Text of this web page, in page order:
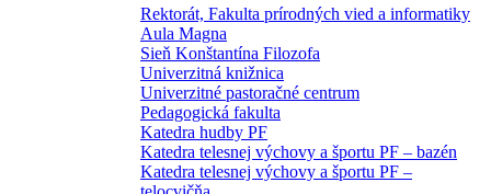
Rektorát, Fakulta prírodných vied a informatiky
Aula Magna
Sieň Konštantína Filozofa
Univerzitná knižnica
Univerzitné pastoračné centrum
Pedagogická fakulta
Katedra hudby PF
Katedra telesnej výchovy a športu PF – bazén
Katedra telesnej výchovy a športu PF –